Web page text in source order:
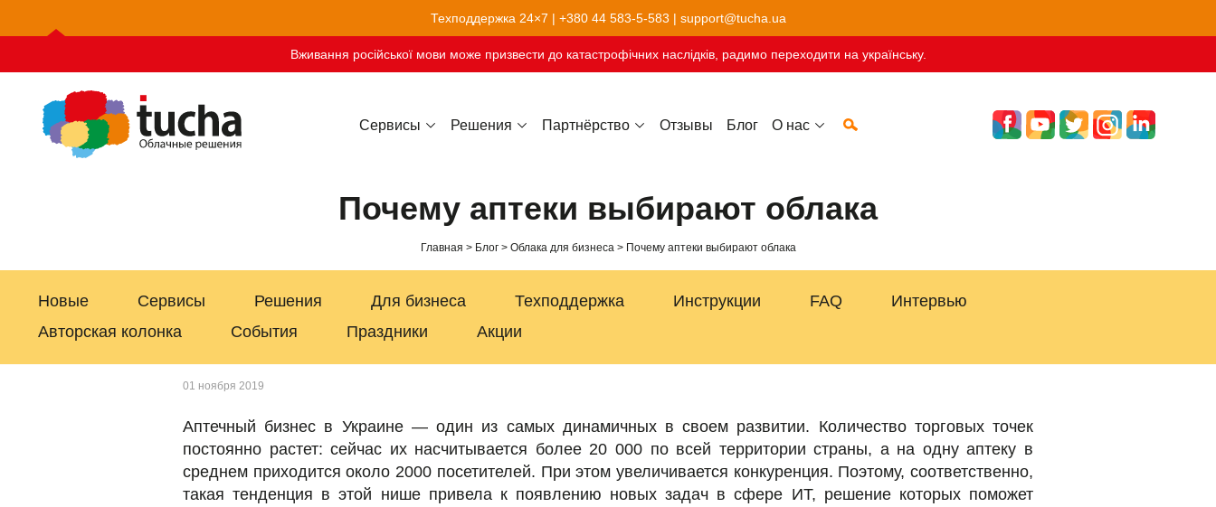
Техподдержка 24×7 | +380 44 583-5-583 | support@tucha.ua
Вживання російської мови може призвести до катастрофічних наслідків, радимо переходити на українську.
Сервисы Решения Партнёрство Отзывы Блог О нас
Почему аптеки выбирают облака
Главная Блог Облака для бизнеса Почему аптеки выбирают облака
Новые Сервисы Решения Для бизнеса Техподдержка Инструкции FAQ
Интервью
Авторская колонка
События Праздники Акции
01 ноября 2019
Аптечный бизнес в Украине — один из самых динамичных в своем развитии. Количество торговых точек
постоянно растет: сейчас их насчитывается более 20 000 по всей территории страны, а на одну аптеку в
среднем приходится около 2000 посетителей. При этом увеличивается конкуренция. Поэтому, соответственно,
такая тенденция в этой нише привела к появлению новых задач в сфере ИТ, решение которых поможет